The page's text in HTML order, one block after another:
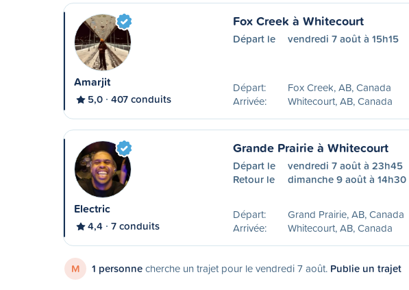
Amarjit
5,0 407 conduits
Fox Creek à Whitecourt
Départ le vendredi 7 août à 15h15
Départ:
Fox Creek, AB, Canada
Arrivée:
Whitecourt, AB, Canada
Electric
4,4 7 conduits
Grande Prairie à Whitecourt
Départ le
vendredi 7 août à 23h45
Retour le
dimanche 9 août à 14h30
Départ:
Grand Prairie, AB, Canada
Arrivée:
Whitecourt, AB, Canada
M 1 personnecherche un trajet pour le vendredi 7 août. Publie un trajet